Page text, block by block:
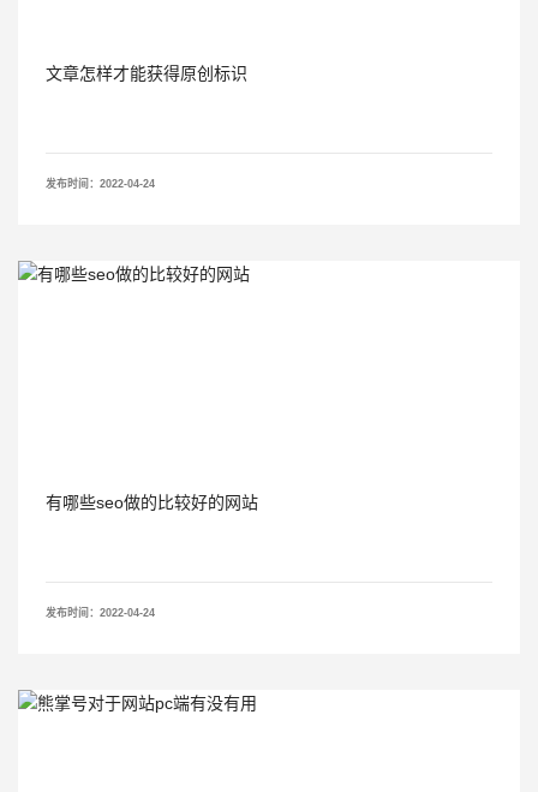
文章怎样才能获得原创标识
发布时间：2022-04-24
有哪些seo做的比较好的网站
发布时间：2022-04-24